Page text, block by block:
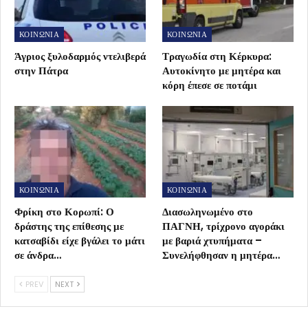
ΚΟΙΝΩΝΙΑ
Άγριος ξυλοδαρμός ντελιβερά
στην Πάτρα
ΚΟΙΝΩΝΙΑ
Τραγωδία στη Κέρκυρα:
Αυτοκίνητο με μητέρα και
κόρη έπεσε σε ποτάμι
ΚΟΙΝΩΝΙΑ
Φρίκη στο Κορωπί: Ο
δράστης της επίθεσης με
κατσαβίδι είχε βγάλει το μάτι
σε άνδρα…
ΚΟΙΝΩΝΙΑ
Διασωληνωμένο στο
ΠΑΓΝΗ, τρίχρονο αγοράκι
με βαριά χτυπήματα –
Συνελήφθησαν η μητέρα…
PREV NEXT